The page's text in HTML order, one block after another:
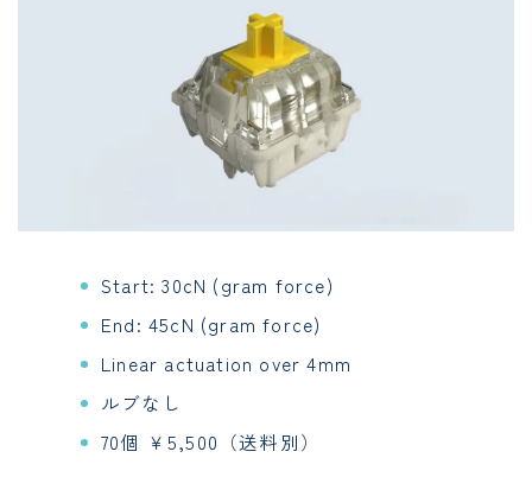
Start: 30cN (gram force)
End: 45cN (gram force)
Linear actuation over 4mm
ルブなし
70個 ￥5,500（送料別）